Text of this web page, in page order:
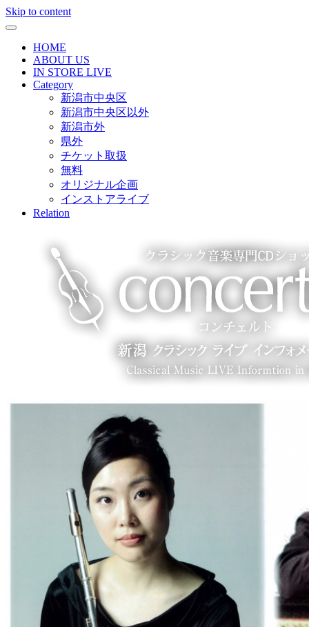
Skip to content
HOME
ABOUT US
IN STORE LIVE
Category
新潟市中央区
新潟市中央区以外
新潟市外
県外
チケット取扱
無料
オリジナル企画
インストアライブ
Relation